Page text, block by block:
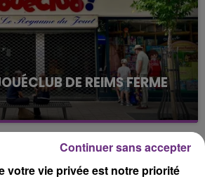
DE REIMS FERME
du centre-ville
JouéClub est contraint de
votre vie privée est notre priorité
Continuer sans accepter